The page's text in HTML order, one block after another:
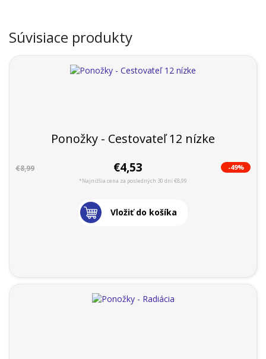
Súvisiace produkty
Ponožky - Cestovateľ 12 nízke
€8,99 €4,53 -49%
*Najnižšia cena za posledných 30 dní €8,99
Vložiť do košíka